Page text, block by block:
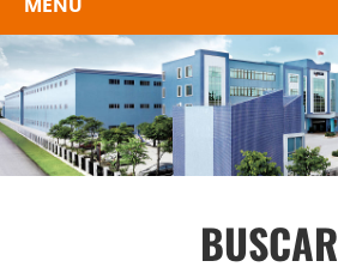
BUSCAR